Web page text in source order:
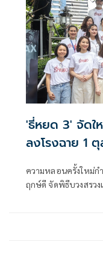
'ธี่หยด 3' จัดให
ลงโรงฉาย 1
ความหลอนครั้งใหม่ก
ฤกษ์ดี จัดพิธีบวงสรว